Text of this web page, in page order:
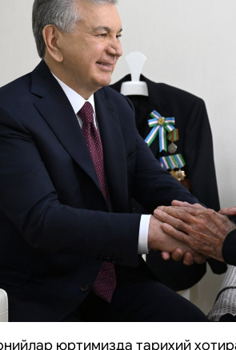
юртимизда тарихий